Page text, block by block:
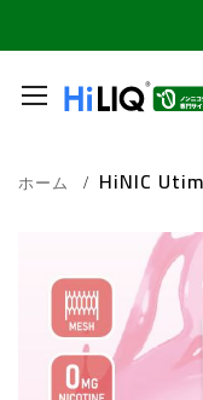
ホーム
HiNIC